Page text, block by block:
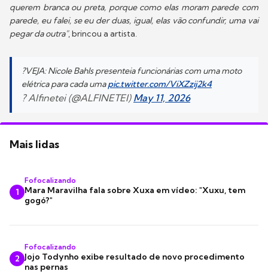
querem branca ou preta, porque como elas moram parede com
parede, eu falei, se eu der duas, igual, elas vão confundir, uma vai
pegar da outra", brincou a artista.
?VEJA: Nicole Bahls presenteia funcionárias com uma moto
elétrica para cada umapic.twitter.com/ViXZzij2k4
? Alfinetei (@ALFINETEI) May 11, 2026
Mais lidas
1
Fofocalizando
Mara Maravilha fala sobre Xuxa em vídeo: "Xuxu, tem
gogó?"
2
Fofocalizando
Jojo Todynho exibe resultado de novo procedimento
nas pernas